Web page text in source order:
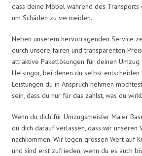
dass deine Möbel während des Transports
um Schäden zu vermeiden.
Neben unserem hervorragenden Service
durch unsere fairen und transparenten
attraktive Paketlösungen für deinen Umzug
Helsingor, bei denen du selbst entscheiden
Leistungen du in Anspruch nehmen
sein, dass du nur für das zahlst, was du
Wenn du dich für Umzugsmeister Maier
du dich darauf verlassen, dass wir unseren
nachkommen. Wir legen grossen Wert auf
und sind erst zufrieden, wenn du es auch